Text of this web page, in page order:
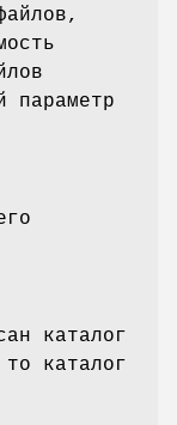
параметр
каталог
каталог